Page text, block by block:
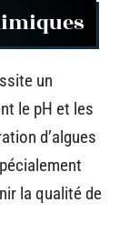
un
le pH et les
d’algues
la qualité de